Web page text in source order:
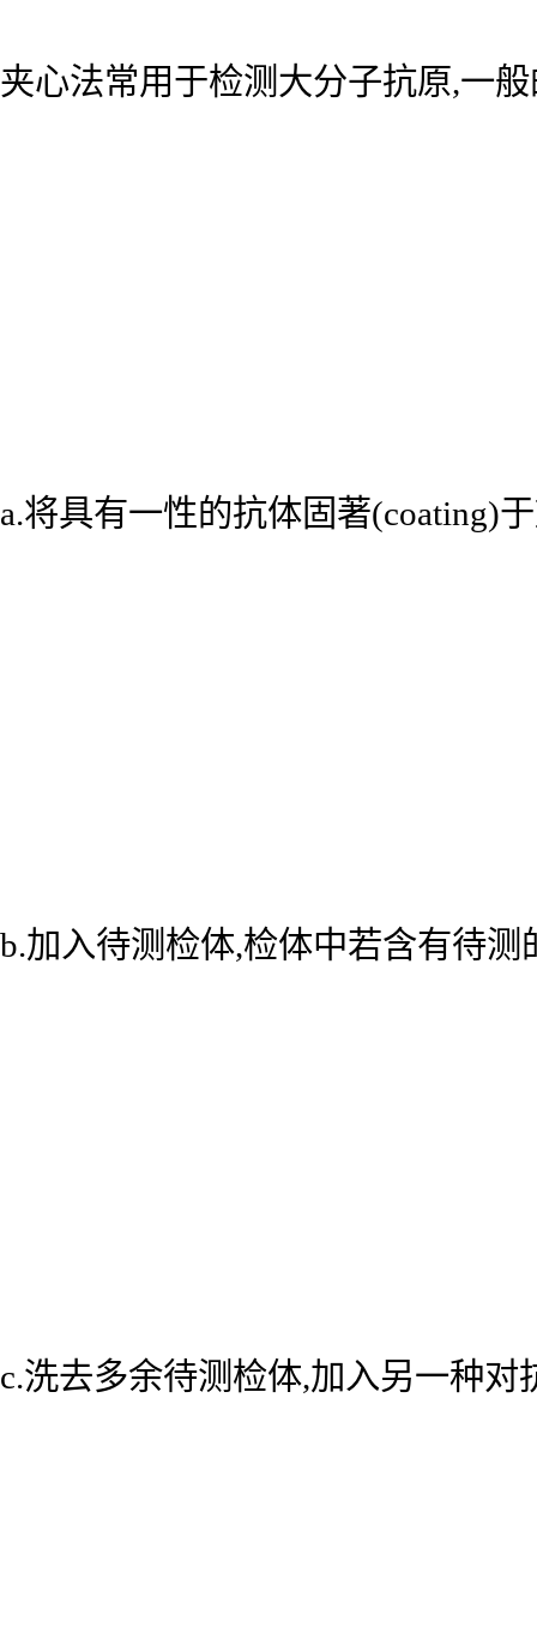
夹心法常用于检测大分子抗原,一
a.将具有一性的抗体固著(coating)
b.加入待测检体,检体中若含有待
c.洗去多余待测检体,加入另一种